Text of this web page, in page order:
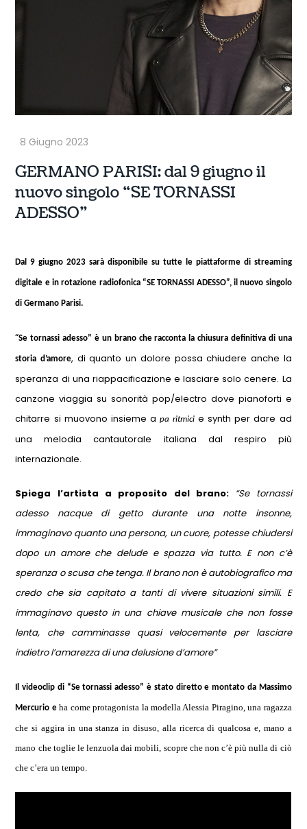
GERMANO PARISI: dal 9 giugno il
nuovo singolo “SE TORNASSI
ADESSO”
Dal 9 giugno 2023 sarà disponibile su tutte le piattaforme di streaming
digitale e in rotazione radiofonica “SE TORNASSI ADESSO”, il nuovo singolo
di Germano Parisi.
“Se tornassi adesso” è un brano che racconta la chiusura definitiva di una
storia d’amore, di quanto un dolore possa chiudere anche la
speranza di una riappacificazione e lasciare solo cenere. La
canzone viaggia su sonorità pop/electro dove pianoforti e
chitarre si muovono insieme a pa ritmici e synth per dare ad
una melodia cantautorale italiana dal respiro più
internazionale.
Spiega l’artista a proposito del brano: “Se tornassi
adesso nacque di getto durante una notte insonne,
immaginavo quanto una persona, un cuore, potesse chiudersi
dopo un amore che delude e spazza via tutto. E non c’è
speranza o scusa che tenga. Il brano non è autobiografico ma
credo che sia capitato a tanti di vivere situazioni simili. E
immaginavo questo in una chiave musicale che non fosse
lenta, che camminasse quasi velocemente per lasciare
indietro l’amarezza di una delusione d’amore”
Il videoclip di “Se tornassi adesso” è stato diretto e montato da Massimo
Mercurio eha come protagonista la modella Alessia Piragino, una ragazza
che si aggira in una stanza in disuso, alla ricerca di qualcosa e, mano a
mano che toglie le lenzuola dai mobili, scopre che non c’è più nulla di ciò
che c’era un tempo.